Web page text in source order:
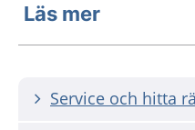
Läs mer
Service och hitta